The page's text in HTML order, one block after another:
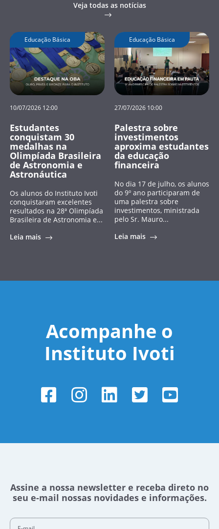
Veja todas as notícias
Educação Básica
10/07/2026 12:00
Estudantes
conquistam 30
medalhas na
Olimpíada Brasileira
de Astronomia e
Astronáutica
Os alunos do Instituto Ivoti
conquistaram excelentes
resultados na 28ª Olimpíada
Brasileira de Astronomia e...
Leia mais
Educação Básica
27/07/2026 10:00
Palestra sobre
investimentos
aproxima estudantes
da educação
financeira
No dia 17 de julho, os alunos
do 9º ano participaram de
uma palestra sobre
investimentos, ministrada
pelo Sr. Mauro...
Leia mais
Acompanhe o
Instituto Ivoti
Assine a nossa newsletter e receba direto no
seu e-mail nossas novidades e informações.
E-mail